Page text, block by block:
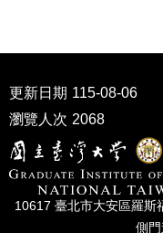
更新日期 115-08-06
瀏覽人次 2068
10617 臺北市⼤安區羅斯
側⾨